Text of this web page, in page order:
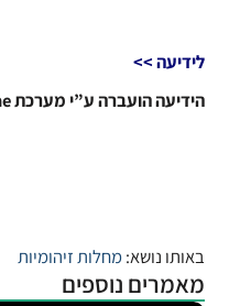
לידיעה >>
הידיעה הועברה ע”י מערכת PharmaLine
באותו נושא:מחלות זיהומיות
מאמרים נוספים